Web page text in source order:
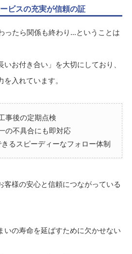
ビスの充実が信頼の証
ったら関係も終わり…ということは
お付き合い」を大切にしており、
入れています。
事後の定期点検
の不具合にも即対応
きるスピーディーなフォロー体制
客様の安心と信頼につながっている
いの寿命を延ばすために欠かせない